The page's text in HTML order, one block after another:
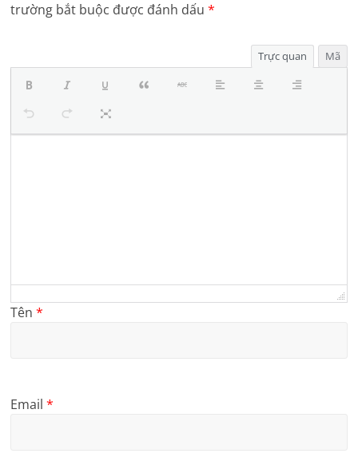
trường bắt buộc được đánh dấu*
Trực quan Mã
Tên*
Email*